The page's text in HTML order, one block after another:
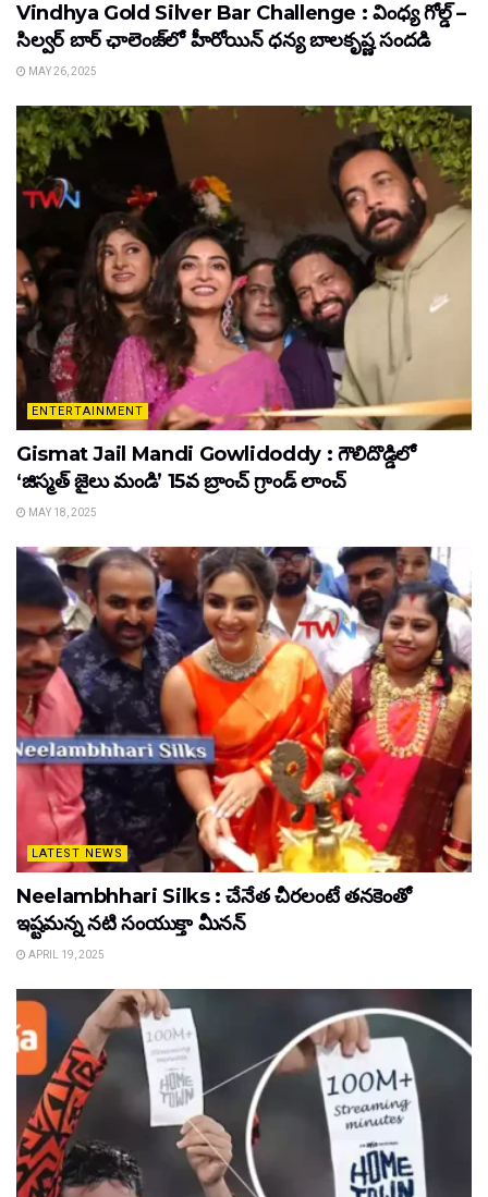
Vindhya Gold Silver Bar Challenge : వింధ్య గోల్డ్ –
సిల్వర్ బార్ ఛాలెంజ్‌లో హీరోయిన్ ధ‌న్య బాల‌కృష్ణ‌ సందడి
MAY 26, 2025
ENTERTAINMENT
Gismat Jail Mandi Gowlidoddy : గౌలిదొడ్డిలో
‘జిస్మత్ జైలు మండి’ 15వ బ్రాంచ్ గ్రాండ్ లాంచ్
MAY 18, 2025
LATEST NEWS
Neelambhhari Silks : చేనేత చీరలంటే తనకెంతో
ఇష్టమన్న నటి సంయుక్తా మీనన్‌
APRIL 19, 2025